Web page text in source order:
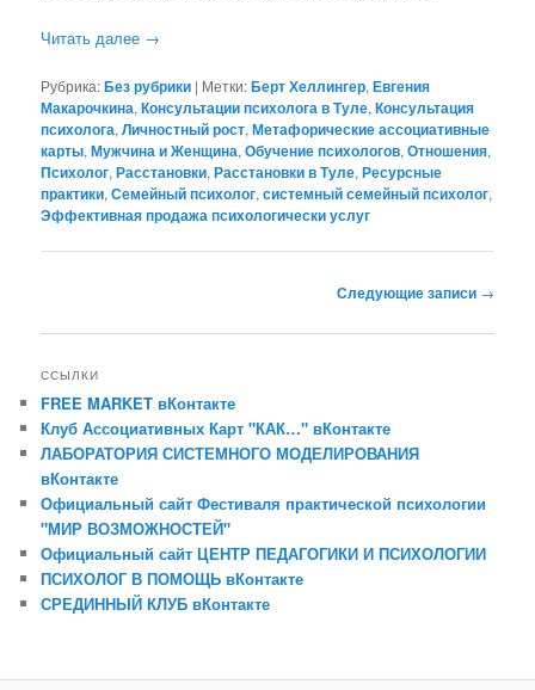
Читать далее →
Рубрика:Без рубрики | Метки:Берт Хеллингер,Евгения
Макарочкина,Консультации психолога в Туле,Консультация
психолога,Личностный рост,Метафорические ассоциативные
карты,Мужчина и Женщина,Обучение психологов,Отношения,
Психолог,Расстановки,Расстановки в Туле,Ресурсные
практики,Семейный психолог,системный семейный психолог,
Эффективная продажа психологически услуг
записям
Следующие записи →
ССЫЛКИ
FREE MARKET вКонтакте
Клуб Ассоциативных Карт "КАК…" вКонтакте
ЛАБОРАТОРИЯ СИСТЕМНОГО МОДЕЛИРОВАНИЯ
вКонтакте
Официальный сайт Фестиваля практической психологии
"МИР ВОЗМОЖНОСТЕЙ"
Официальный сайт ЦЕНТР ПЕДАГОГИКИ И ПСИХОЛОГИИ
ПСИХОЛОГ В ПОМОЩЬ вКонтакте
СРЕДИННЫЙ КЛУБ вКонтакте